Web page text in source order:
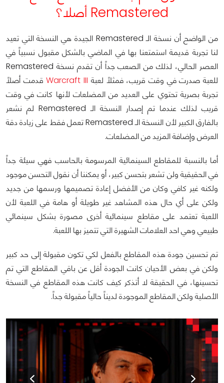
Remastered أصلا؟
من الواضح أن نسخة الـ Remastered الجيدة هي النسخة التي تعيد
لنا تجربة قديمة استمتعنا بها في الماضي بالشكل مقبول نسبياً في
العصر الحالي، لذلك من الصعب جداً أن تقدم نسخة Remastered
للعبة صدرت في وقت قريب، فمثلاً لعبة
قدمت أصلاً
تجربة بصرية تحتوي على العديد من المضلعات لأنها كانت في وقت
قريب لذلك عندما تم إصدار النسخة الـ Remastered لم نشعر
بالفارق الكبير لأن النسخة الـ Remastered تعمل فقط على زيادة دقة
العرض وإضافة المزيد من المضلعات.
أما بالنسبة للمقاطع السينمائية المرسومة بالحاسب فهي سيئة جداً
في الحقيقية ولن تشعر بتحسن كبير، أو يمكننا أن نقول التحسن موجود
ولكنه غير كافي وكان من الأفضل إعادة تصميمها ورسمها من جديد
ولكن على أي حال هذه المشاهد غير طويلة أو هامة في اللعبة لأن
اللعبة تعتمد على مقاطع سينمائية أخرى مصورة بشكل سينمائي
طبيعي وهي احد العلامات الشهيرة التي تتميز بها اللعبة.
تم تحسين جودة هذه المقاطع بالفعل لكي تكون مقبولة إلى حد كبير
ولكن في بعض الأحيان كانت الجودة أقل عن باقي المقاطع التي تم
تحسينها، في الحقيقة لا أتذكر كيف كانت هذه المقاطع في النسخة
الأصلية ولكن المقاطع الموجودة لديناً حالياً مقبولة جداً.